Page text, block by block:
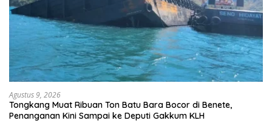
Agustus 9, 2026
Tongkang Muat Ribuan Ton Batu Bara Bocor di Benete,
Penanganan Kini Sampai ke Deputi Gakkum KLH